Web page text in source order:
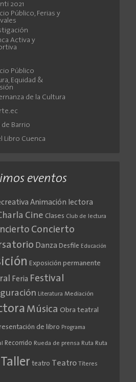
2021
Público, Ferias y
Activa y
Público
Equidad &
de la Cultura
Barrio
Libro Cuenca
eventos
Animación lectora
Cine Clases Club de lectura
Concierto
Danza Desfile Educación
Exposición permanente
Feria Festival
Literatura Mediación
Música Obra teatral
de libro Programa
Recorrido Rueda de prensa Ruta Ruta
Taller teatro Teatro Títeres